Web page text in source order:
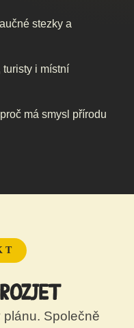
stezky a
turisty i místní
má smysl přírodu
rozjet
plánu. Společně